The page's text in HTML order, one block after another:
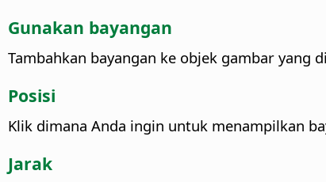
Gunakan bayangan
Tambahkan bayangan ke objek gambar yang
Posisi
Klik dimana Anda ingin untuk menampilkan
Jarak